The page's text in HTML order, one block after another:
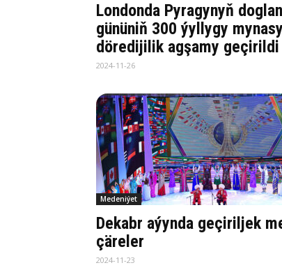
Londonda Pyragynyň doglan
gününiň 300 ýyllygy
döredijilik agşamy geçirildi
2024-11-26
Medeniýet
Dekabr aýynda geçiriljek
çäreler
2024-11-23